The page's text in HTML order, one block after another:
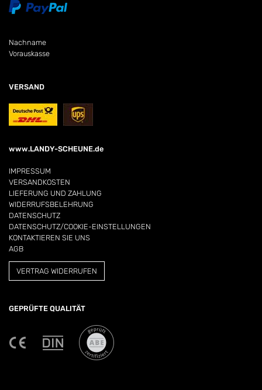
Nachname
Vorauskasse
VERSAND
www.LANDY-SCHEUNE.de
IMPRESSUM
VERSANDKOSTEN
LIEFERUNG UND ZAHLUNG
WIDERRUFSBELEHRUNG
DATENSCHUTZ
DATENSCHUTZ/COOKIE-EINSTELLUNGEN
KONTAKTIEREN SIE UNS
AGB
VERTRAG WIDERRUFEN
GEPRÜFTE QUALITÄT